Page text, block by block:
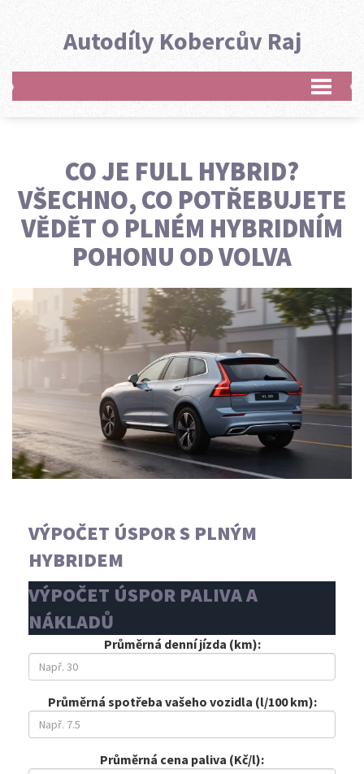
Autodíly Kobercův Raj
CO JE FULL HYBRID?
VŠECHNO, CO POTŘEBUJETE
VĚDĚT O PLNÉM HYBRIDNÍM
POHONU OD VOLVA
VÝPOČET ÚSPOR S PLNÝM
HYBRIDEM
VÝPOČET ÚSPOR PALIVA A
NÁKLADŮ
Průměrná denní jízda (km):
Průměrná spotřeba vašeho vozidla (l/100 km):
Průměrná cena paliva (Kč/l):